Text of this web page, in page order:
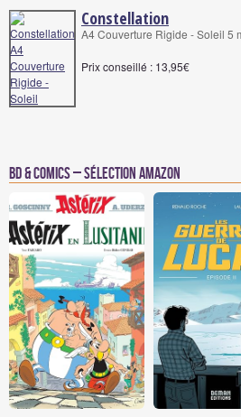
Constellation
A4 Couverture Rigide - Soleil 5
Prix conseillé : 13,95€
BD & Comics – Sélection Amazon